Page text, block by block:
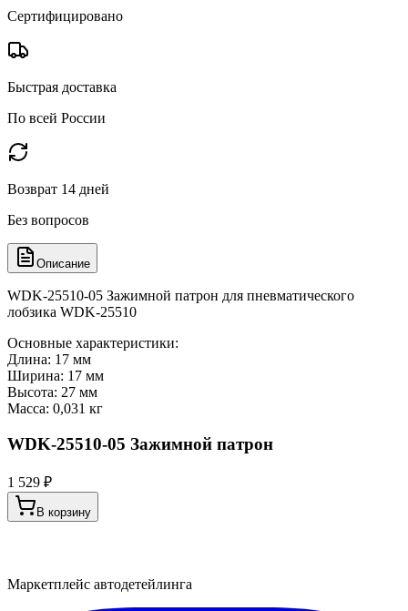
Сертифицировано
Быстрая доставка
По всей России
Возврат 14 дней
Без вопросов
Описание
WDK-25510-05 Зажимной патрон для пневматического
лобзика WDK-25510
Основные характеристики:
Длина: 17 мм
Ширина: 17 мм
Высота: 27 мм
Масса: 0,031 кг
WDK-25510-05 Зажимной патрон
1 529 ₽
В корзину
Маркетплейс автодетейлинга